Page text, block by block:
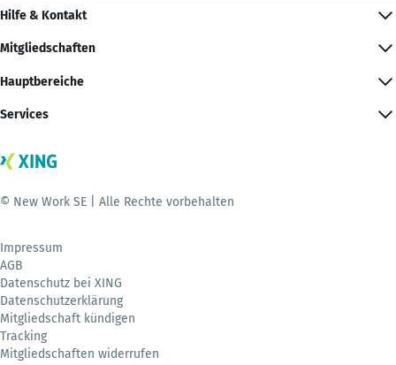
Hilfe & Kontakt
Mitgliedschaften
Hauptbereiche
Services
© New Work SE | Alle Rechte vorbehalten
Impressum
AGB
Datenschutz bei XING
Datenschutzerklärung
Mitgliedschaft kündigen
Tracking
Mitgliedschaften widerrufen